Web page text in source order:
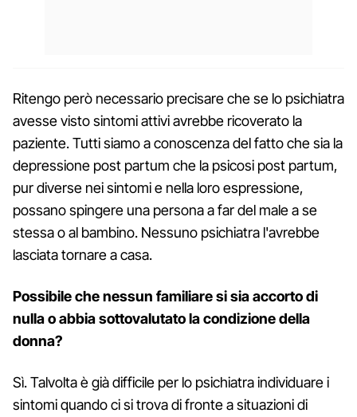
Ritengo però necessario precisare che se lo psichiatra
avesse visto sintomi attivi avrebbe ricoverato la
paziente. Tutti siamo a conoscenza del fatto che sia la
depressione post partum che la psicosi post partum,
pur diverse nei sintomi e nella loro espressione,
possano spingere una persona a far del male a se
stessa o al bambino. Nessuno psichiatra l'avrebbe
lasciata tornare a casa.
Possibile che nessun familiare si sia accorto di
nulla o abbia sottovalutato la condizione della
donna?
Sì. Talvolta è già difficile per lo psichiatra individuare i
sintomi quando ci si trova di fronte a situazioni di